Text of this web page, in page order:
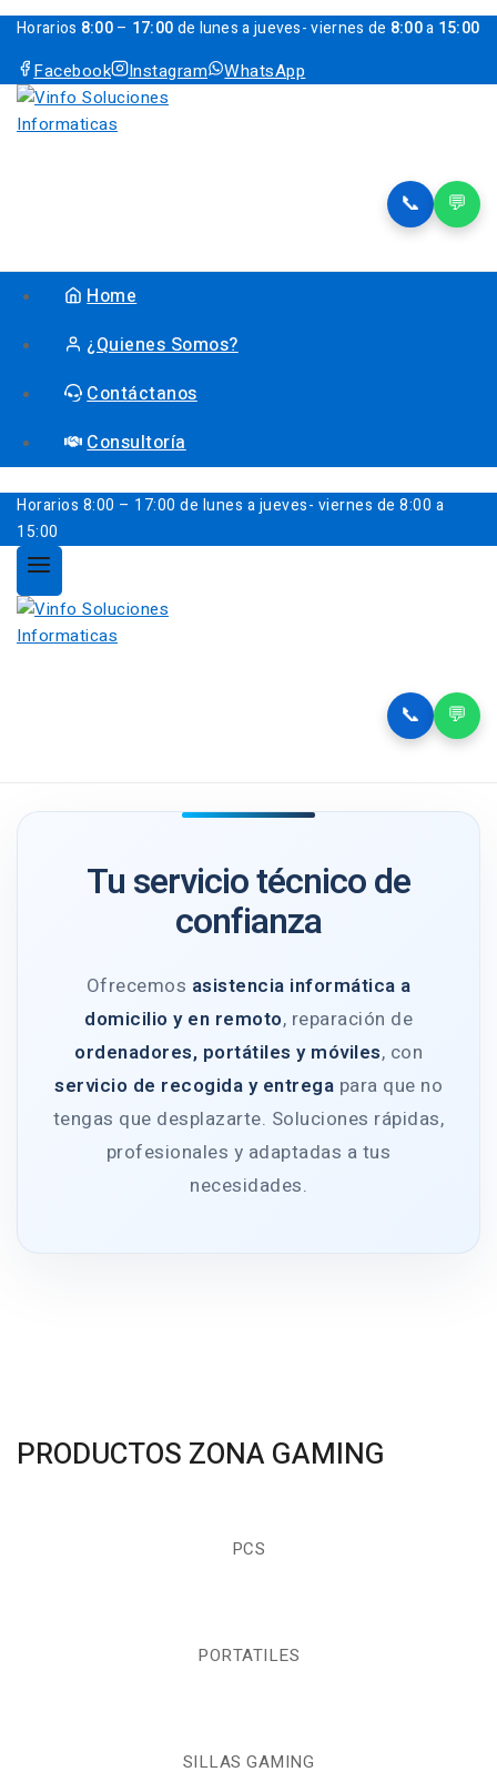
Horarios 8:00– 17:00de lunes a jueves- viernes de 8:00a 15:00
Facebook Instagram WhatsApp
📞 💬
Home
¿Quienes Somos?
Contáctanos
Consultoría
Horarios 8:00 – 17:00 de lunes a jueves- viernes de 8:00 a
15:00
📞 💬
Tu servicio técnico de
confianza
Ofrecemos asistencia informática a
domicilio y en remoto, reparación de
ordenadores, portátiles y móviles, con
servicio de recogida y entrega para que no
tengas que desplazarte. Soluciones rápidas,
profesionales y adaptadas a tus
necesidades.
PRODUCTOS ZONA GAMING
PCS
PORTATILES
SILLAS GAMING